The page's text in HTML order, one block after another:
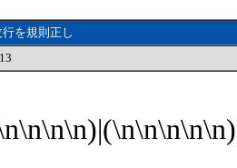
を規則正し